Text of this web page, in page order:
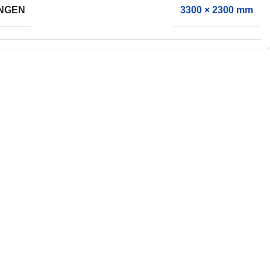
3300 × 2300 mm